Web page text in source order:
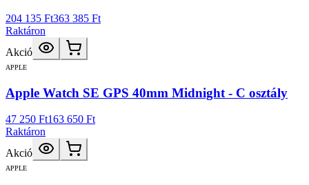
204 135 Ft363 385 Ft
Raktáron
Akció
APPLE
Apple Watch SE GPS 40mm Midnight - C osztály
47 250 Ft163 650 Ft
Raktáron
Akció
APPLE